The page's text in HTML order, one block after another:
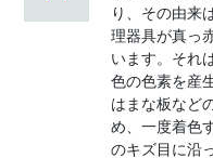
り、その由来
理器具が真っ
います。それ
色の色素を産
はまな板など
め、一度着色
のキズ目に沿